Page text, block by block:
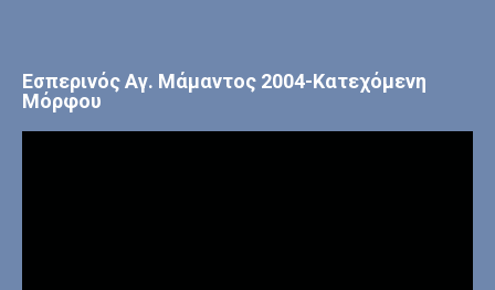
Εσπερινός Αγ. Μάμαντος 2004-Κατεχόμενη
Μόρφου